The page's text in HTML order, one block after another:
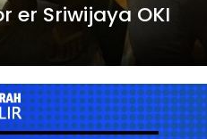
er Sriwijaya OKI